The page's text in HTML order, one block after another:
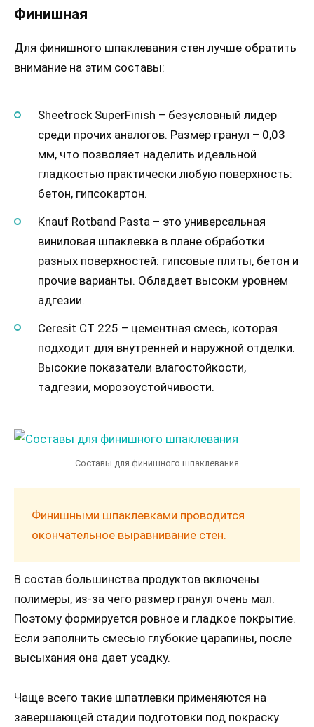
Финишная
Для финишного шпаклевания стен лучше обратить
внимание на этим составы:
Sheetrock SuperFinish – безусловный лидер
среди прочих аналогов. Размер гранул – 0,03
мм, что позволяет наделить идеальной
гладкостью практически любую поверхность:
бетон, гипсокартон.
Knauf Rotband Pasta – это универсальная
виниловая шпаклевка в плане обработки
разных поверхностей: гипсовые плиты, бетон и
прочие варианты. Обладает высокм уровнем
адгезии.
Ceresit CT 225 – цементная смесь, которая
подходит для внутренней и наружной отделки.
Высокие показатели влагостойкости,
тадгезии, морозоустойчивости.
Составы для финишного шпаклевания
Финишными шпаклевками проводится
окончательное выравнивание стен.
В состав большинства продуктов включены
полимеры, из-за чего размер гранул очень мал.
Поэтому формируется ровное и гладкое покрытие.
Если заполнить смесью глубокие царапины, после
высыхания она дает усадку.
Чаще всего такие шпатлевки применяются на
завершающей стадии подготовки под покраску